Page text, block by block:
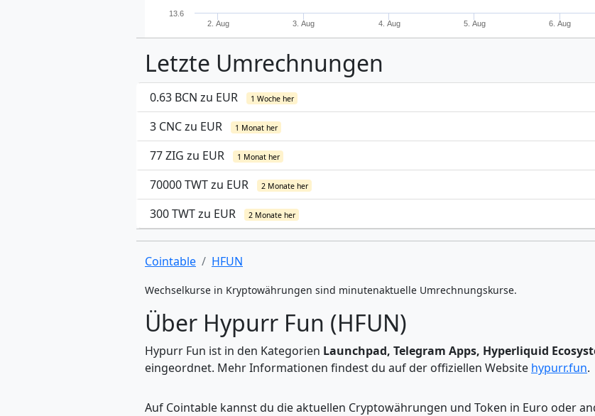
2. Aug 3. Aug 4. Aug 5. Aug 6. Aug
13.6
Letzte Umrechnungen
0.63 BCN zu EUR 1 Woche her
3 CNC zu EUR 1 Monat her
77 ZIG zu EUR 1 Monat her
70000 TWT zu EUR 2 Monate her
300 TWT zu EUR 2 Monate her
Cointable HFUN
Wechselkurse in Kryptowährungen sind minutenaktuelle Umrechnungskurse.
Über Hypurr Fun (HFUN)
Hypurr Fun ist in den Kategorien Launchpad, Telegram Apps, Hyperliquid
eingeordnet. Mehr Informationen findest du auf der offiziellen Website hypurr.fun.
Auf Cointable kannst du die aktuellen Cryptowährungen und Token in Euro oder